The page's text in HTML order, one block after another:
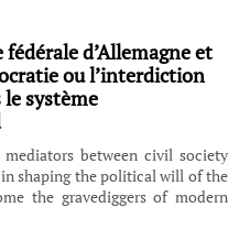
d’Allemagne et
ou l’interdiction
système
between civil society
shaping the political will of the
the gravediggers of modern